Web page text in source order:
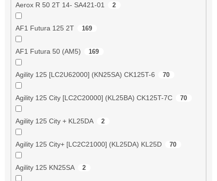
Aerox R 50 2T 14- SA421-01 2
AF1 Futura 125 2T 169
AF1 Futura 50 (AM5) 169
Agility 125 [LC2U62000] (KN25SA) CK125T-6 70
Agility 125 City [LC2C20000] (KL25BA) CK125T-7C 70
Agility 125 City + KL25DA 2
Agility 125 City+ [LC2C21000] (KL25DA) KL25D 70
Agility 125 KN25SA 2